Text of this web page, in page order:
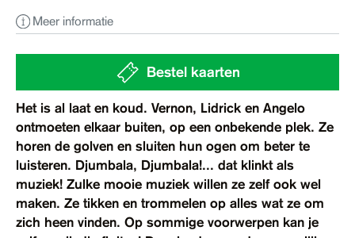
Eten & drinken
Ruimte huren
Contact
Toegankelijkheid
Meer informatie
Bestel kaarten
Het is al laat en koud. Vernon, Lidrick en Angelo
ontmoeten elkaar buiten, op een onbekende plek. Ze
horen de golven en sluiten hun ogen om beter te
luisteren. Djumbala, Djumbala!... dat klinkt als
muziek! Zulke mooie muziek willen ze zelf ook wel
maken. Ze tikken en trommelen op alles wat ze om
zich heen vinden. Op sommige voorwerpen kan je